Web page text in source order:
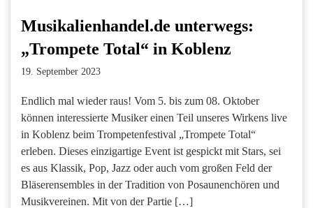
Musikalienhandel.de unterwegs:
„Trompete Total“ in Koblenz
19. September 2023
Endlich mal wieder raus! Vom 5. bis zum 08. Oktober
können interessierte Musiker einen Teil unseres Wirkens live
in Koblenz beim Trompetenfestival „Trompete Total“
erleben. Dieses einzigartige Event ist gespickt mit Stars, sei
es aus Klassik, Pop, Jazz oder auch vom großen Feld der
Bläserensembles in der Tradition von Posaunenchören und
Musikvereinen. Mit von der Partie […]